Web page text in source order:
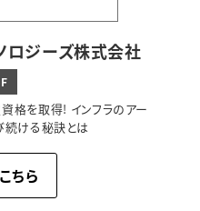
ロジーズ株式会社
格を取得! インフラのアー
続ける秘訣とは
ちら